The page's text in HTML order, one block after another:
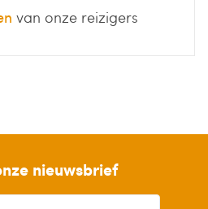
van onze reizigers
nieuwsbrief